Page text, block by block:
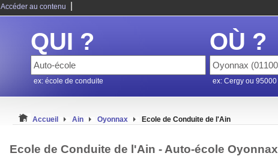
Accéder au contenu
QUI ?
ex: école de conduite
OÙ ?
ex: Cergy ou 95000
Accueil Ain Oyonnax Ecole de Conduite de l'Ain
Ecole de Conduite de l'Ain - Auto-école Oyonnax